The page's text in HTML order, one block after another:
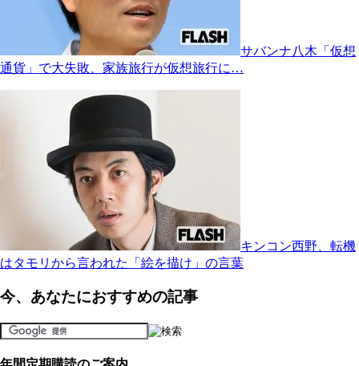
サバンナ八木「仮想
通貨」で大失敗、家族旅行が仮想旅行に…
キンコン西野、転機
はタモリから言われた「絵を描け」の言葉
今、あなたにおすすめの記事